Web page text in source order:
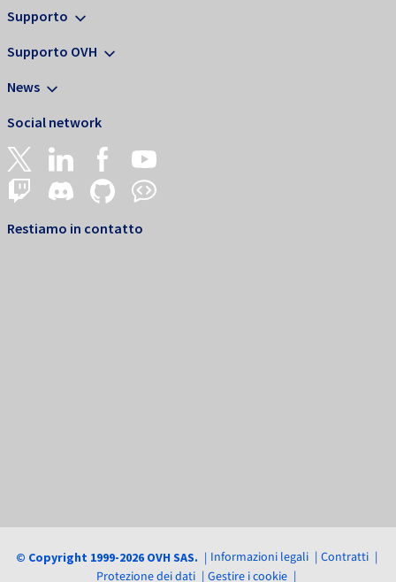
Supporto
Supporto OVH
News
Social network
Restiamo in contatto
© Copyright 1999-2026 OVH SAS. Informazioni legali
Contratti
Protezione dei dati
Gestire i cookie